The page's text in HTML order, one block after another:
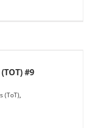
(TOT) #9
(ToT),